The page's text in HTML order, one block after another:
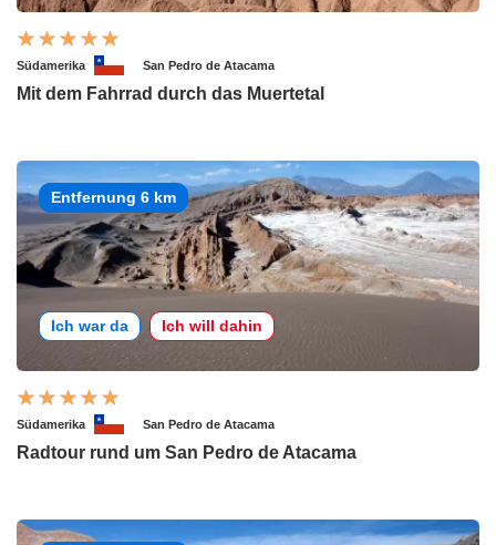
Südamerika San Pedro de Atacama
Mit dem Fahrrad durch das Muertetal
Entfernung 6 km
Ich war da Ich will dahin
Südamerika San Pedro de Atacama
Radtour rund um San Pedro de Atacama